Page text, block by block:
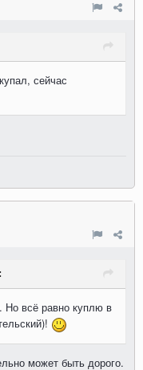
сейчас
Но всё равно куплю в
может быть дорого.